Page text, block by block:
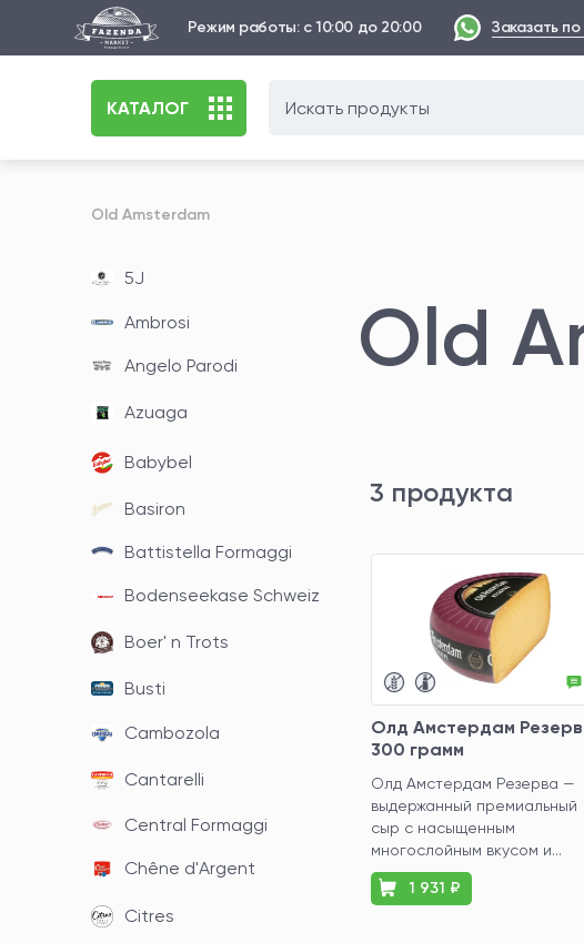
Режим работы: с 10:00 до 20:00 Заказать
КАТАЛОГ
Old Amsterdam
5J
Ambrosi
Angelo Parodi
Azuaga
Babybel
Basiron
Battistella Formaggi
Bodenseekase Schweiz
Boer' n Trots
Busti
Cambozola
Cantarelli
Central Formaggi
Chêne d'Argent
Citres
Old
3 продукта
Олд Амстердам
300 грамм
Олд Амстердам Резерва —
выдержанный премиальный
сыр с насыщенным
многослойным вкусом и...
1 931 ₽